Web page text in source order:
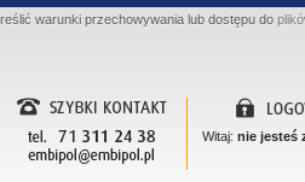
warunki przechowywania lub dostępu do
Witaj: nie jesteś